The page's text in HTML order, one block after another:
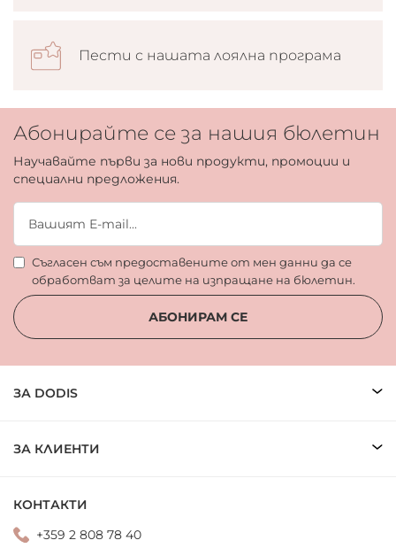
Пести с нашата лоялна програма
Абонирайте се за нашия бюлетин
Научавайте първи за нови продукти, промоции и
специални предложения.
Съгласен съм предоставените от мен данни да се
обработват за целите на изпращане на бюлетин.
АБОНИРАМ СЕ
ЗА DODIS
ЗА КЛИЕНТИ
КОНТАКТИ
+359 2 808 78 40